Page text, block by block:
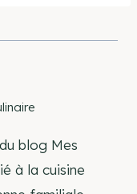
blog Mes
à la cuisine